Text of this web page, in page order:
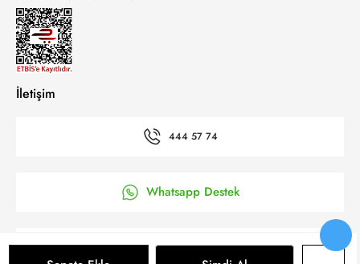
İletişim
444 57 74
Whatsapp Destek
’a Kolay Başvuru